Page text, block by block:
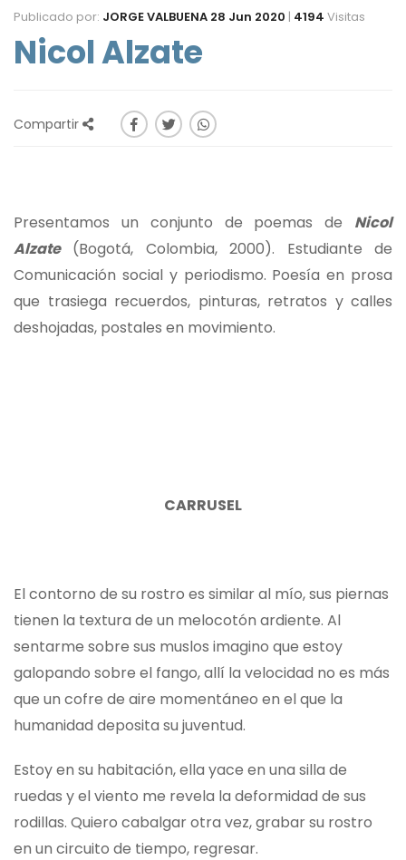
Publicado por: JORGE VALBUENA 28 Jun 2020 | 4194 Visitas
Nicol Alzate
Compartir
Presentamos un conjunto de poemas de Nicol
Alzate(Bogotá, Colombia, 2000). Estudiante de
Comunicación social y periodismo. Poesía en prosa
que trasiega recuerdos, pinturas, retratos y calles
deshojadas, postales en movimiento.
CARRUSEL
El contorno de su rostro es similar al mío, sus piernas
tienen la textura de un melocotón ardiente. Al
sentarme sobre sus muslos imagino que estoy
galopando sobre el fango, allí la velocidad no es más
que un cofre de aire momentáneo en el que la
humanidad deposita su juventud.
Estoy en su habitación, ella yace en una silla de
ruedas y el viento me revela la deformidad de sus
rodillas. Quiero cabalgar otra vez, grabar su rostro
en un circuito de tiempo, regresar.